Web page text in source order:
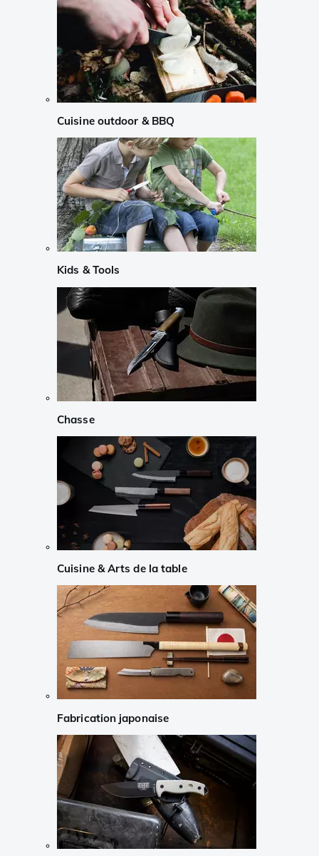
Cuisine outdoor & BBQ
Kids & Tools
Chasse
Cuisine & Arts de la table
Fabrication japonaise